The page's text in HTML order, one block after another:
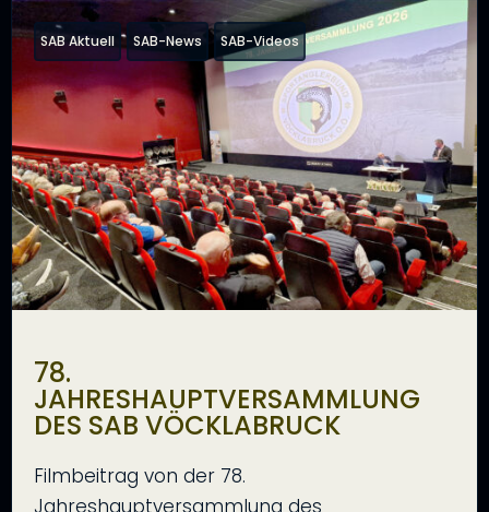
SAB Aktuell SAB-News SAB-Videos
78.
JAHRESHAUPTVERSAMMLUNG
DES SAB VÖCKLABRUCK
Filmbeitrag von der 78.
Jahreshauptversammlung des